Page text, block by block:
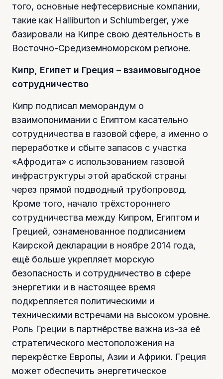
того, основные нефтесервисные компании,
такие как Halliburton и Schlumberger, уже
базировали на Кипре свою деятельность в
Восточно-Средиземноморском регионе.
Кипр, Египет и Греция – взаимовыгодное
сотрудничество
Кипр подписал меморандум о
взаимопонимании с Египтом касательно
сотрудничества в газовой сфере, а именно о
переработке и сбыте запасов с участка
«Афродита» с использованием газовой
инфраструктуры этой арабской страны
через прямой подводный трубопровод.
Кроме того, начало трёхстороннего
сотрудничества между Кипром, Египтом и
Грецией, ознаменованное подписанием
Каирской декларации в ноябре 2014 года,
ещё больше укрепляет морскую
безопасность и сотрудничество в сфере
энергетики и в настоящее время
подкрепляется политическими и
техническими встречами на высоком уровне.
Роль Греции в партнёрстве важна из-за её
стратегического местоположения на
перекрёстке Европы, Азии и Африки. Греция
может обеспечить энергетическое